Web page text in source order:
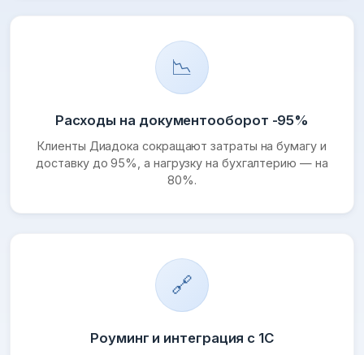
📉
Расходы на документооборот -95%
Клиенты Диадока сокращают затраты на бумагу и
доставку до 95%, а нагрузку на бухгалтерию — на
80%.
🔗
Роуминг и интеграция с 1С